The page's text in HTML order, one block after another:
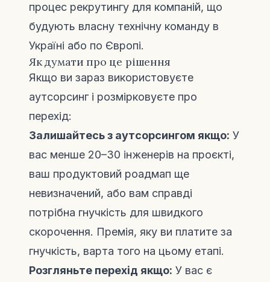
процес рекрутингу для компаній, що
будують власну технічну команду в
Україні або по Європі.
Як думати про це рішення
Якщо ви зараз використовуєте
аутсорсинг і розмірковуєте про
перехід:
Залишайтесь з аутсорсингом якщо: У
вас менше 20–30 інженерів на проєкті,
ваш продуктовий роадмап ще
невизначений, або вам справді
потрібна гнучкість для швидкого
скорочення. Премія, яку ви платите за
гнучкість, варта того на цьому етапі.
Розгляньте перехід якщо: У вас є